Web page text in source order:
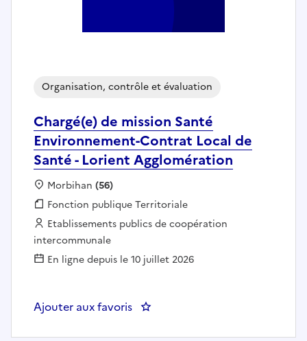
Chargé(e) de mission Santé
Environnement-Contrat Local de
Santé - Lorient Agglomération
Organisation, contrôle et évaluation
Localisation :
Morbihan (56)
Fonction publique :
Fonction publique Territoriale
Employeur :
Etablissements publics de coopération
intercommunale
En ligne depuis le 10 juillet 2026
Ajouter aux favoris : Chargé(e) de mission Santé